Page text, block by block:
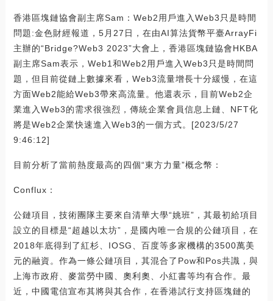
香港區塊鏈協會副主席Sam：Web2用戶進入Web3只是時間
問題:金色財經報道，5月27日，在由AI算法貨幣平臺ArrayFi
主辦的“Bridge?Web3 2023”大會上，香港區塊鏈協會HKBA
副主席Sam表示，Web1和Web2用戶進入Web3只是時間問
題，但目前從鏈上數據來看，Web3流量增長十分緩慢，在這
方面Web2能給Web3帶來高流量。他還表示，目前Web2企
業進入Web3的需求很強烈，傳統企業會員信息上鏈、NFT化
將是Web2企業快速進入Web3的一個方式。[2023/5/27
9:46:12]
目前分析了當前熱度最高的四個“東方力量”概念幣：
Conflux：
公鏈項目，技術團隊主要來自清華大學“姚班”，其最初給項目
設立的目標是“超越以太坊”，是國內唯一合規的公鏈項目，在
2018年底得到了紅杉、IOSG、百度等多家機構的3500萬美
元的融資。作為一條公鏈項目，其混合了Pow和Pos共識，與
上海市政府、麥當勞中國、奧利奧、小紅書等均有合作。最
近，中國電信宣布其將與其合作，在香港試行支持區塊鏈的